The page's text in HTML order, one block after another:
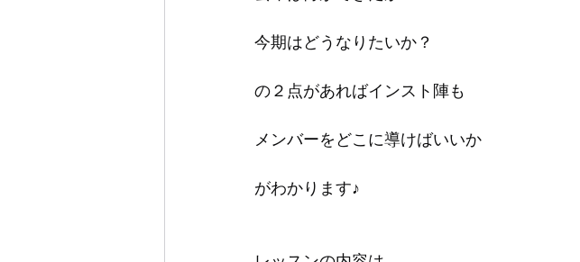
今期はどうなりたいか？
の２点があればインスト陣も
メンバーをどこに導けばいいか
がわかります♪